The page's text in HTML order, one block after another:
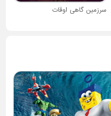
سرزمین گاهی اوقات